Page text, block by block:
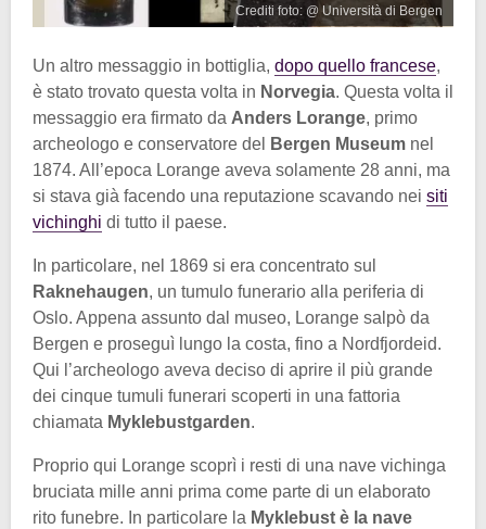
Crediti foto: @ Università di Bergen
Un altro messaggio in bottiglia, dopo quello francese,
è stato trovato questa volta in Norvegia. Questa volta il
messaggio era firmato da Anders Lorange, primo
archeologo e conservatore del
Bergen Museum nel
1874. All’epoca Lorange aveva solamente 28 anni, ma
si stava già facendo una reputazione scavando nei siti
vichinghi di tutto il paese.
In particolare, nel 1869 si era concentrato sul
Raknehaugen, un tumulo funerario alla periferia di
Oslo. Appena assunto dal museo, Lorange salpò da
Bergen e proseguì lungo la costa, fino a Nordfjordeid.
Qui l’archeologo aveva deciso di aprire il più grande
dei cinque tumuli funerari scoperti in una fattoria
chiamata Myklebustgarden.
Proprio qui Lorange scoprì i resti di una nave vichinga
bruciata mille anni prima come parte di un elaborato
rito funebre. In particolare la Myklebust è la nave